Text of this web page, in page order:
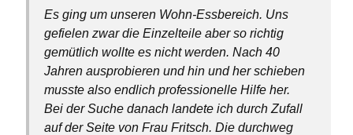
Es ging um unseren Wohn-Essbereich. Uns
gefielen zwar die Einzelteile aber so richtig
gemütlich wollte es nicht werden. Nach 40
Jahren ausprobieren und hin und her schieben
musste also endlich professionelle Hilfe her.
Bei der Suche danach landete ich durch Zufall
auf der Seite von Frau Fritsch. Die durchweg